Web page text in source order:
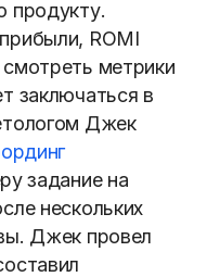
продукту.
ROMI
метрики
заключаться в
Джек
задание на
нескольких
Джек провел